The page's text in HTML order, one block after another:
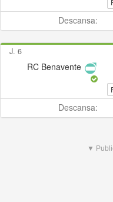
Descansa:
J. 6
RC Benavente
Descansa:
▼